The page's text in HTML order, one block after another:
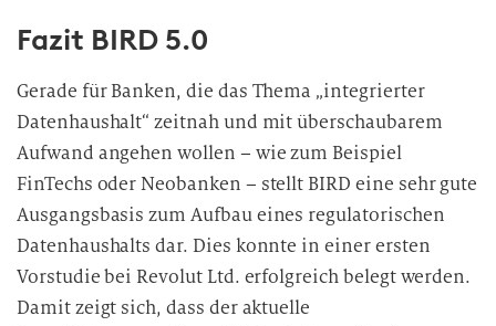
Fazit BIRD 5.0
Gerade für Banken, die das Thema „integrierter
Datenhaushalt“ zeitnah und mit überschaubarem
Aufwand angehen wollen – wie zum Beispiel
FinTechs oder Neobanken – stellt BIRD eine sehr gute
Ausgangsbasis zum Aufbau eines regulatorischen
Datenhaushalts dar. Dies konnte in einer ersten
Vorstudie bei Revolut Ltd. erfolgreich belegt werden.
Damit zeigt sich, dass der aktuelle